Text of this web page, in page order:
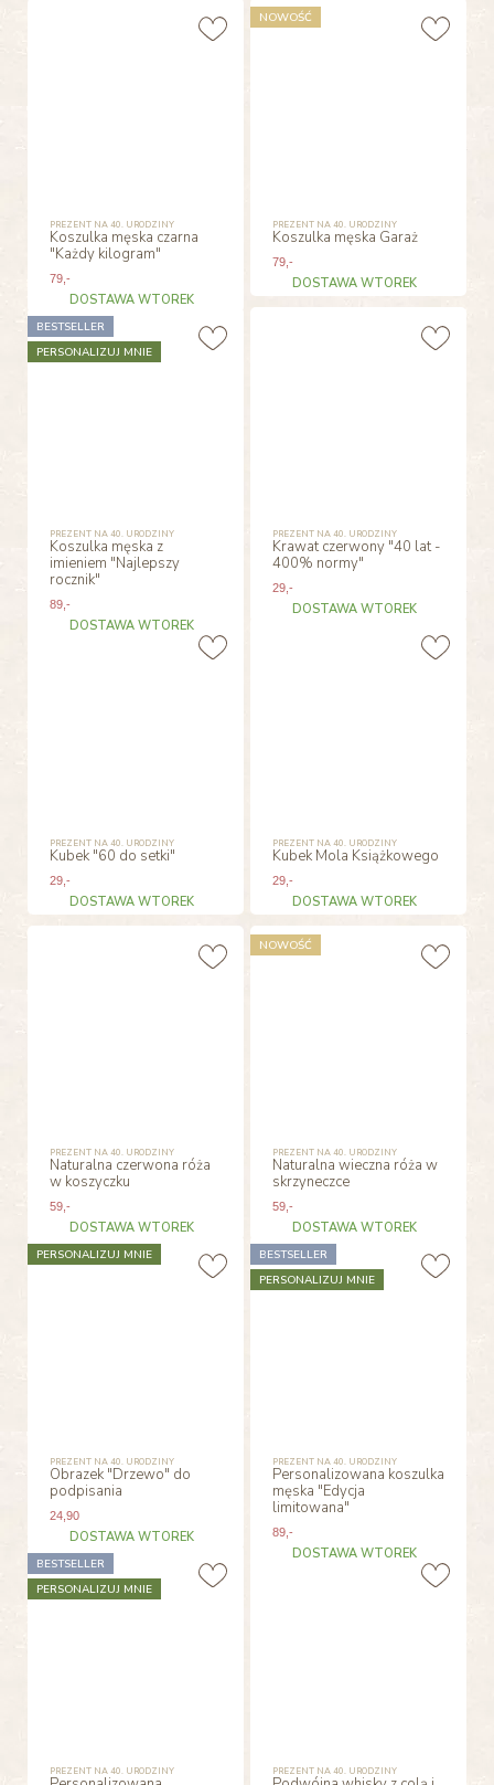
PREZENT NA 40. URODZINY
Koszulka męska czarna
"Każdy kilogram"
79,-
DOSTAWA WTOREK
PREZENT NA 40. URODZINY
Koszulka męska Garaż
79 ,-
DOSTAWA WTOREK
NOWOŚĆ
PREZENT NA 40. URODZINY
Koszulka męska z
imieniem "Najlepszy
rocznik"
89,-
DOSTAWA WTOREK
BESTSELLER
PERSONALIZUJ MNIE
PREZENT NA 40. URODZINY
Krawat czerwony "40 lat -
400% normy"
29 ,-
DOSTAWA WTOREK
PREZENT NA 40. URODZINY
Kubek "60 do setki"
29,-
DOSTAWA WTOREK
PREZENT NA 40. URODZINY
Kubek Mola Książkowego
29 ,-
DOSTAWA WTOREK
PREZENT NA 40. URODZINY
Naturalna czerwona róża
w koszyczku
59,-
DOSTAWA WTOREK
PREZENT NA 40. URODZINY
Naturalna wieczna róża w
skrzyneczce
59 ,-
DOSTAWA WTOREK
NOWOŚĆ
PREZENT NA 40. URODZINY
Obrazek "Drzewo" do
podpisania
24,90
DOSTAWA WTOREK
PERSONALIZUJ MNIE
PREZENT NA 40. URODZINY
Personalizowana koszulka
męska "Edycja
limitowana"
89 ,-
DOSTAWA WTOREK
BESTSELLER
PERSONALIZUJ MNIE
PREZENT NA 40. URODZINY
BESTSELLER
PERSONALIZUJ MNIE
PREZENT NA 40. URODZINY